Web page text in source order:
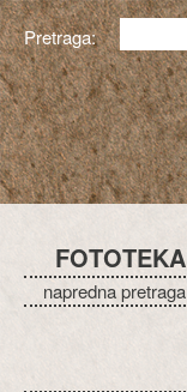
Pretraga:
FOTOTEKA
napredna pretraga